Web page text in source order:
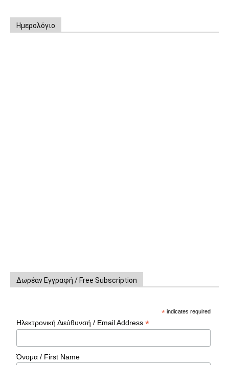
Ημερολόγιο
Δωρέαν Εγγραφή / Free Subscription
* indicates required
Ηλεκτρονική Διεύθυνσή / Email Address*
Όνομα / First Name